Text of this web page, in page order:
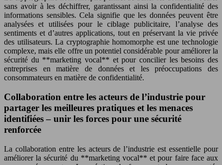
sans avoir à les déchiffrer, garantissant ainsi la confidentialité des
informations sensibles. Cela signifie que les données peuvent être
analysées et utilisées pour le ciblage publicitaire, l’analyse des
sentiments et d’autres applications, tout en préservant la vie privée
des utilisateurs. La cryptographie homomorphe est une technologie
complexe, mais elle offre un potentiel considérable pour améliorer la
sécurité du **marketing vocal** et pour concilier les besoins des
entreprises en matière de données et les préoccupations des
consommateurs en matière de confidentialité.
Collaboration entre les acteurs de l’industrie pour
partager les meilleures pratiques et les menaces
identifiées – unir les forces pour une sécurité
renforcée
La collaboration entre les acteurs de l’industrie est essentielle pour
améliorer la sécurité du **marketing vocal** et pour faire face aux